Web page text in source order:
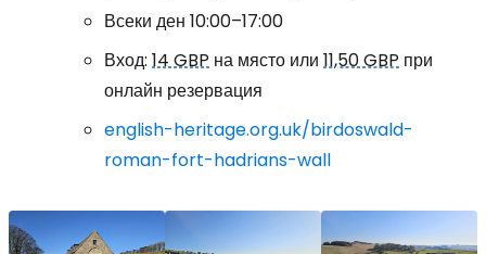
Всеки ден 10:00–17:00
Вход: 14 GBP на място или 11,50 GBP при
онлайн резервация
english-heritage.org.uk/birdoswald-
roman-fort-hadrians-wall